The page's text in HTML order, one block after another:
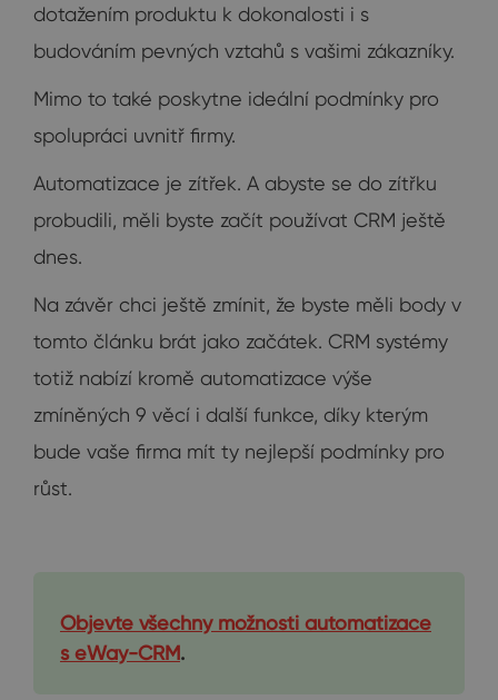
dotažením produktu k dokonalosti i s
budováním pevných vztahů s vašimi zákazníky.
Mimo to také poskytne ideální podmínky pro
spolupráci uvnitř firmy.
Automatizace je zítřek. A abyste se do zítřku
probudili, měli byste začít používat CRM ještě
dnes.
Na závěr chci ještě zmínit, že byste měli body v
tomto článku brát jako začátek. CRM systémy
totiž nabízí kromě automatizace výše
zmíněných 9 věcí i další funkce, díky kterým
bude vaše firma mít ty nejlepší podmínky pro
růst.
Objevte všechny možnosti automatizace
s eWay-CRM.